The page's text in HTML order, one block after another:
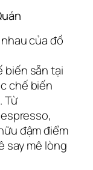
của đồ
biến sẵn tại
chế biến
Từ
đậm điểm
say mê lòng